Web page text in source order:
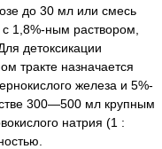
до 30 мл или смесь
1,8%-ным раствором,
детоксикации
тракте назначается
железа и 5%-
300—500 мл крупным
натрия (1 :